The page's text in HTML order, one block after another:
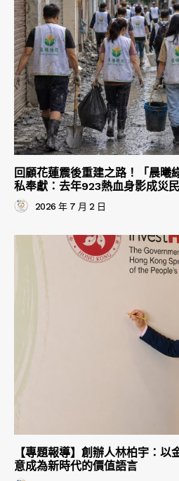
回顧花蓮震後重建之路！「晨曦
私奉獻：去年923熱血身影成災
2026 年 7 月 2 日
【專題報導】創辦人林柏宇：
意成為新時代的價值語言